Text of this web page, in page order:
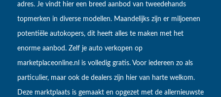
adres. Je vindt hier een breed aanbod van tweedehands
topmerken in diverse modellen. Maandelijks zijn er miljoenen
potentiële autokopers, dit heeft alles te maken met het
enorme aanbod. Zelf je auto verkopen op
marketplaceonline.nl is volledig gratis. Voor iedereen zo als
particulier, maar ook de dealers zijn hier van harte welkom.
Deze marktplaats is gemaakt en opgezet met de allernieuwste